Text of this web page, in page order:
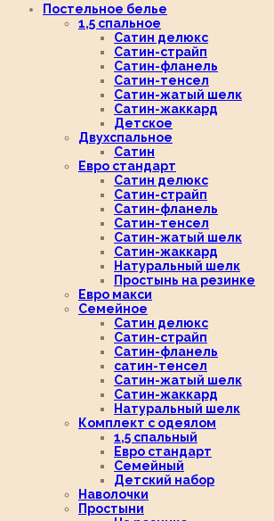
Постельное белье
1,5 спальное
Сатин делюкс
Сатин-страйп
Сатин-фланель
Сатин-тенсел
Сатин-жатый шелк
Сатин-жаккард
Детское
Двухспальное
Сатин
Евро стандарт
Сатин делюкс
Сатин-страйп
Сатин-фланель
Сатин-тенсел
Сатин-жатый шелк
Сатин-жаккард
Натуральный шелк
Простынь на резинке
Евро макси
Семейное
Сатин делюкс
Сатин-страйп
Сатин-фланель
сатин-тенсел
Сатин-жатый шелк
Сатин-жаккард
Натуральный шелк
Комплект с одеялом
1,5 спальный
Евро стандарт
Семейный
Детский набор
Наволочки
Простыни